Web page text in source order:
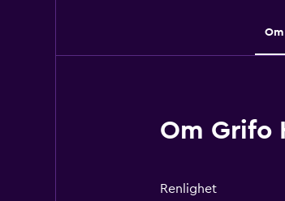
Om
Om Grifo
Renlighet